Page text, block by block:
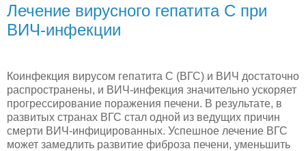
Лечение вирусного гепатита С при
ВИЧ-инфекции
Коинфекция вирусом гепатита С (ВГС) и ВИЧ достаточно
распространены, и ВИЧ-инфекция значительно ускоряет
прогрессирование поражения печени. В результате, в
развитых странах ВГС стал одной из ведущих причин
смерти ВИЧ-инфицированных. Успешное лечение ВГС
может замедлить развитие фиброза печени, уменьшить